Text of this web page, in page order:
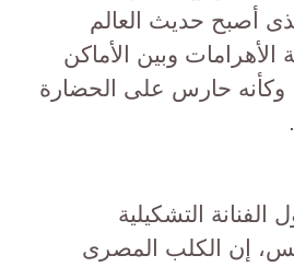
أصبح حديث العالم
وبين الأماكن
وكأنه حارس على الحضارة
التشكيلية
إن الكلب المصرى